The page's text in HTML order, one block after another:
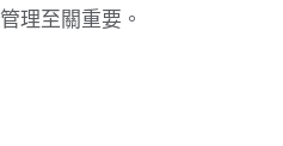
理至關重要。